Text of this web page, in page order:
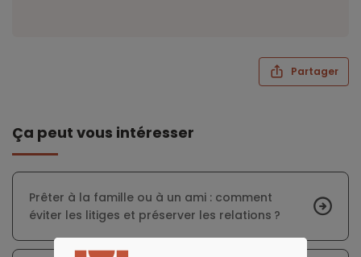
Partager
Ça peut vous intéresser
Prêter à la famille ou à un ami : comment
éviter les litiges et préserver les relations ?